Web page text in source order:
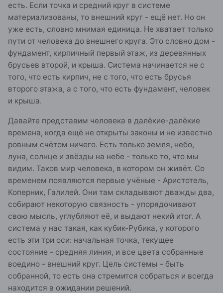
есть. Если точка и средний круг в системе
материализованы, то внешний круг - ещё нет. Но он
уже есть, словно мнимая единица. Не хватает только
пути от человека до внешнего круга. Это словно дом -
фундамент, кирпичный первый этаж, из деревянных
брусьев второй, и крыша. Система начинается не с
того, что есть кирпич, не с того, что есть брусья
второго этажа, а с того, что есть фундамент, человек
и крыша.
Давайте представим человека в далёкие-далёкие
времена, когда ещё не открыты законы и не известно
ровным счётом ничего. Есть только земля, небо,
луна, солнце и звёзды на небе - только то, что мы
видим. Таков мир человека, в котором он живёт. Со
временем появляются первые учёные - Аристотель,
Коперник, Галилей. Они там складывают дважды два,
собирают некоторую связность - упорядочивают
свою мысль, углубляют её, и выдают некий итог. А
система у нас такая, как кубик-Рубика, у которого
есть эти три оси: начальная точка, текущее
состояние - средняя линия, и все цвета собранные
воедино - внешний круг. Цель системы - быть
собранной, то есть она стремится собраться и всегда
находится в ожидании решений.